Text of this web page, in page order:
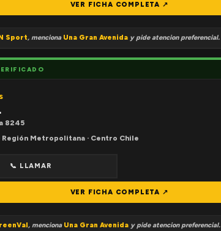
VER FICHA COMPLETA ↗
Sport, menciona Una Gran Avenida y pide atencion preferencial.
8245
Región Metropolitana · Centro Chile
📞 LLAMAR
VER FICHA COMPLETA ↗
, menciona Una Gran Avenida y pide atencion preferencial.